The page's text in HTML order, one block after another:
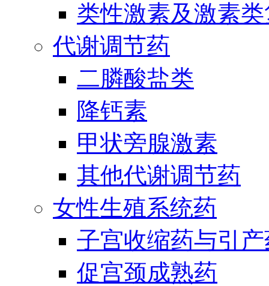
类性激素及激素
代谢调节药
二膦酸盐类
降钙素
甲状旁腺激素
其他代谢调节药
女性生殖系统药
子宫收缩药与引
促宫颈成熟药